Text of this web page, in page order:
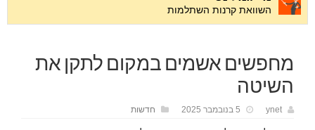
מחפשים אשמים במקום לתקן את
השיטה
ynet 5 בנובמבר 2025 חדשות